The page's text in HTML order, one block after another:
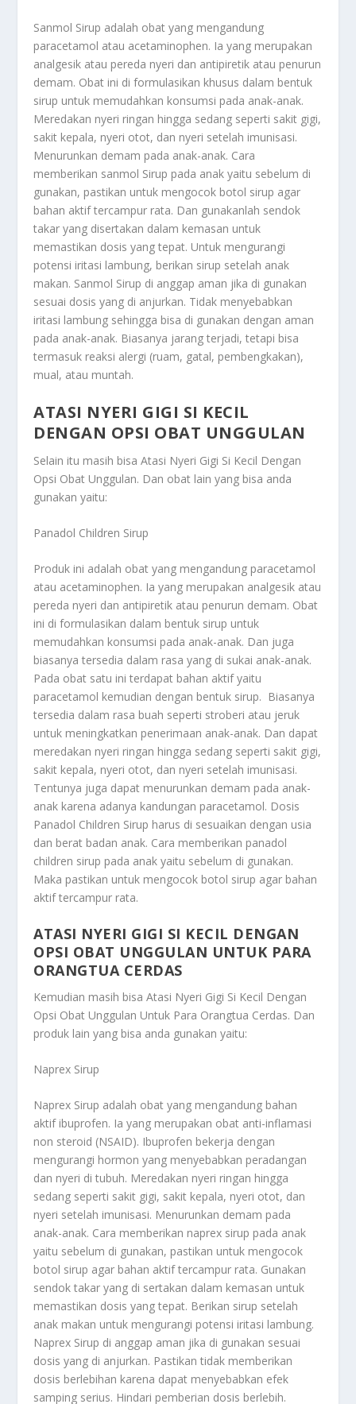
Sanmol Sirup adalah obat yang mengandung
paracetamol atau acetaminophen. Ia yang merupakan
analgesik atau pereda nyeri dan antipiretik atau penurun
demam. Obat ini di formulasikan khusus dalam bentuk
sirup untuk memudahkan konsumsi pada anak-anak.
Meredakan nyeri ringan hingga sedang seperti sakit gigi,
sakit kepala, nyeri otot, dan nyeri setelah imunisasi.
Menurunkan demam pada anak-anak. Cara
memberikan sanmol Sirup pada anak yaitu sebelum di
gunakan, pastikan untuk mengocok botol sirup agar
bahan aktif tercampur rata. Dan gunakanlah sendok
takar yang disertakan dalam kemasan untuk
memastikan dosis yang tepat. Untuk mengurangi
potensi iritasi lambung, berikan sirup setelah anak
makan. Sanmol Sirup di anggap aman jika di gunakan
sesuai dosis yang di anjurkan. Tidak menyebabkan
iritasi lambung sehingga bisa di gunakan dengan aman
pada anak-anak. Biasanya jarang terjadi, tetapi bisa
termasuk reaksi alergi (ruam, gatal, pembengkakan),
mual, atau muntah.
ATASI NYERI GIGI SI KECIL
DENGAN OPSI OBAT UNGGULAN
Selain itu masih bisaAtasi Nyeri Gigi Si Kecil Dengan
Opsi Obat Unggulan. Dan obat lain yang bisa anda
gunakan yaitu:
Panadol Children Sirup
Produk ini adalah obat yang mengandung paracetamol
atau acetaminophen. Ia yang merupakan analgesik atau
pereda nyeri dan antipiretik atau penurun demam. Obat
ini di formulasikan dalam bentuk sirup untuk
memudahkan konsumsi pada anak-anak. Dan juga
biasanya tersedia dalam rasa yang di sukai anak-anak.
Pada obat satu ini terdapat bahan aktif yaitu
paracetamol kemudian dengan bentuk sirup. Biasanya
tersedia dalam rasa buah seperti stroberi atau jeruk
untuk meningkatkan penerimaan anak-anak. Dan dapat
meredakan nyeri ringan hingga sedang seperti sakit gigi,
sakit kepala, nyeri otot, dan nyeri setelah imunisasi.
Tentunya juga dapat menurunkan demam pada anak-
anak karena adanya kandungan paracetamol. Dosis
Panadol Children Sirup harus di sesuaikan dengan usia
dan berat badan anak. Cara memberikan panadol
children sirup pada anak yaitu sebelum di gunakan.
Maka pastikan untuk mengocok botol sirup agar bahan
aktif tercampur rata.
ATASI NYERI GIGI SI KECIL DENGAN
OPSI OBAT UNGGULAN UNTUK PARA
ORANGTUA CERDAS
Kemudian masih bisaAtasi Nyeri Gigi Si Kecil Dengan
Opsi Obat Unggulan Untuk Para Orangtua Cerdas. Dan
produk lain yang bisa anda gunakan yaitu:
Naprex Sirup
Naprex Sirup adalah obat yang mengandung bahan
aktif ibuprofen. Ia yang merupakan obat anti-inflamasi
non steroid (NSAID). Ibuprofen bekerja dengan
mengurangi hormon yang menyebabkan peradangan
dan nyeri di tubuh. Meredakan nyeri ringan hingga
sedang seperti sakit gigi, sakit kepala, nyeri otot, dan
nyeri setelah imunisasi. Menurunkan demam pada
anak-anak. Cara memberikan naprex sirup pada anak
yaitu sebelum di gunakan, pastikan untuk mengocok
botol sirup agar bahan aktif tercampur rata. Gunakan
sendok takar yang di sertakan dalam kemasan untuk
memastikan dosis yang tepat. Berikan sirup setelah
anak makan untuk mengurangi potensi iritasi lambung.
Naprex Sirup di anggap aman jika di gunakan sesuai
dosis yang di anjurkan. Pastikan tidak memberikan
dosis berlebihan karena dapat menyebabkan efek
samping serius. Hindari pemberian dosis berlebih.